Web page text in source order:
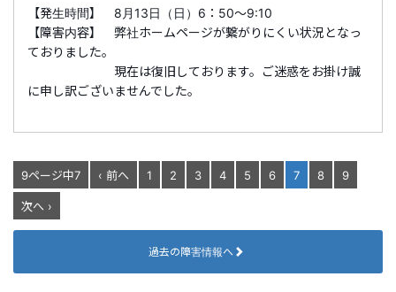
【発生時間】 8月13日（日）6：50～9:10
【障害内容】 弊社ホームページが繋がりにくい状況となっ
ておりました。
現在は復旧しております。ご迷惑をお掛け誠
に申し訳ございませんでした。
9ページ中7 ‹ 前へ 1 2 3 4 5 6 7 8 9
次へ ›
過去の障害情報へ